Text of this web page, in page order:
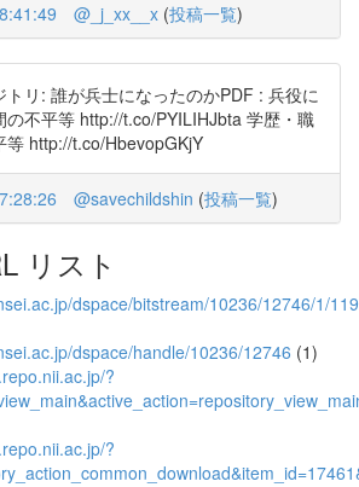
@_j_xx__x (投稿一覧)
リ: 誰が兵士になったのかPDF : 兵役に
の不平等 http://t.co/PYILIHJbta 学歴・職
等 http://t.co/HbevopGKjY
@savechildshin (投稿一覧)
リスト
dspace/bitstream/10236/12746/1/
dspace/handle/10236/12746 (1)
?
?